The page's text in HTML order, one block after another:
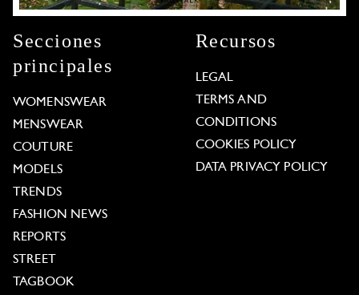
Secciones
principales
WOMENSWEAR
MENSWEAR
COUTURE
MODELS
TRENDS
FASHION NEWS
REPORTS
STREET
TAGBOOK
Recursos
LEGAL
TERMS AND
CONDITIONS
COOKIES POLICY
DATA PRIVACY POLICY